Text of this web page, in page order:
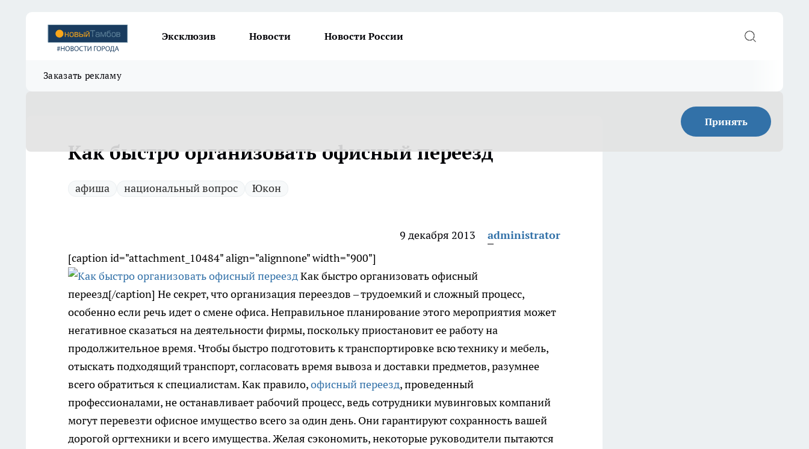
Эксклюзив Новости Новости России
Заказать рекламу
Принять
Как быстро организовать офисный переезд
афиша национальный вопрос Юкон
9 декабря 2013
administrator
[caption id="attachment_10484" align="alignnone" width="900"]
Как быстро организовать офисный
переезд[/caption] Не секрет, что организация переездов – трудоемкий и сложный процесс,
особенно если речь идет о смене офиса. Неправильное планирование этого мероприятия может
негативное сказаться на деятельности фирмы, поскольку приостановит ее работу на
продолжительное время. Чтобы быстро подготовить к транспортировке всю технику и мебель,
отыскать подходящий транспорт, согласовать время вывоза и доставки предметов, разумнее
всего обратиться к специалистам. Как правило,офисный переезд, проведенный
профессионалами, не останавливает рабочий процесс, ведь сотрудники мувинговых компаний
могут перевезти офисное имущество всего за один день. Они гарантируют сохранность вашей
дорогой оргтехники и всего имущества. Желая сэкономить, некоторые руководители пытаются